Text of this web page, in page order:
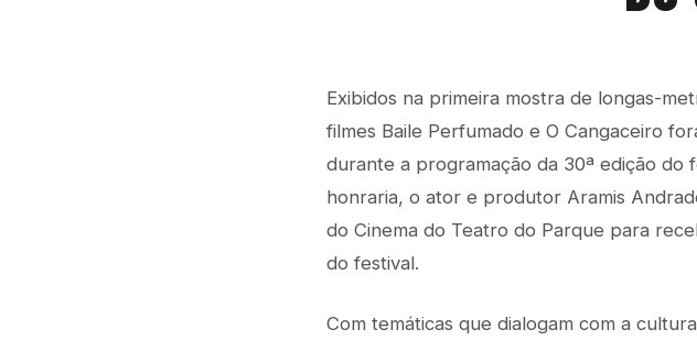
Exibidos na primeira mostra de longas-
filmes Baile Perfumado e O Cangaceiro
durante a programação da 30ª edição do
honraria, o ator e produtor Aramis
do Cinema do Teatro do Parque para
do festival.
Com temáticas que dialogam com a